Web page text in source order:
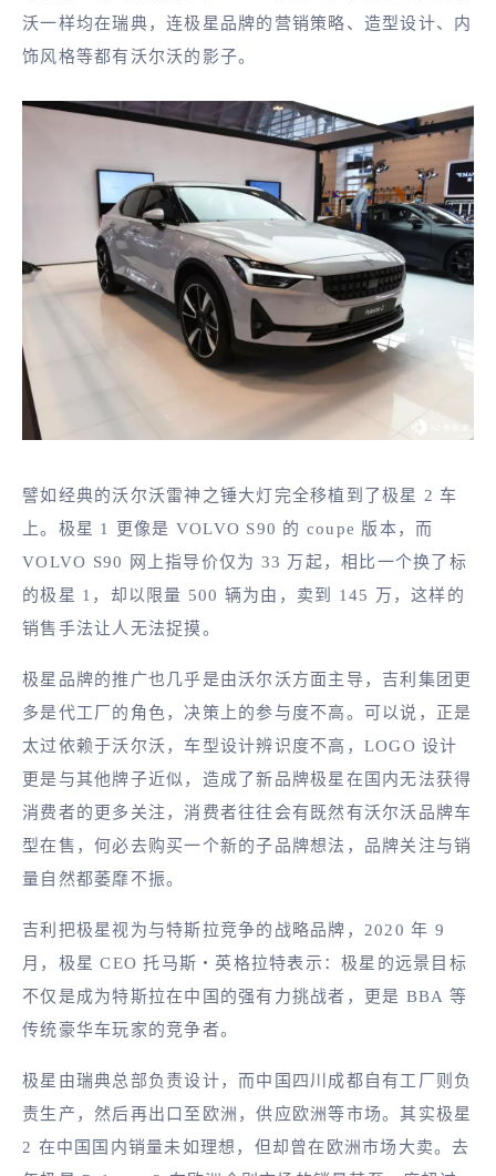
沃一样均在瑞典，连极星品牌的营销策略、造型设计、内
饰风格等都有沃尔沃的影子。
譬如经典的沃尔沃雷神之锤大灯完全移植到了极星 2 车
上。极星 1 更像是 VOLVO S90 的 coupe 版本，而
VOLVO S90 网上指导价仅为 33 万起，相比一个换了标
的极星 1，却以限量 500 辆为由，卖到 145 万，这样的
销售手法让人无法捉摸。
极星品牌的推广也几乎是由沃尔沃方面主导，吉利集团更
多是代工厂的角色，决策上的参与度不高。可以说，正是
太过依赖于沃尔沃，车型设计辨识度不高，LOGO 设计
更是与其他牌子近似，造成了新品牌极星在国内无法获得
消费者的更多关注，消费者往往会有既然有沃尔沃品牌车
型在售，何必去购买一个新的子品牌想法，品牌关注与销
量自然都萎靡不振。
吉利把极星视为与特斯拉竞争的战略品牌，2020 年 9
月，极星 CEO 托马斯・英格拉特表示：极星的远景目标
不仅是成为特斯拉在中国的强有力挑战者，更是 BBA 等
传统豪华车玩家的竞争者。
极星由瑞典总部负责设计，而中国四川成都自有工厂则负
责生产，然后再出口至欧洲，供应欧洲等市场。其实极星
2 在中国国内销量未如理想，但却曾在欧洲市场大卖。去